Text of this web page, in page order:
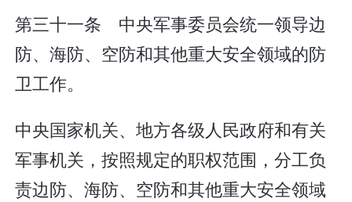
第三十一条 中央军事委员会统一领导边
防、海防、空防和其他重大安全领域的防
卫工作。
中央国家机关、地方各级人民政府和有关
军事机关，按照规定的职权范围，分工负
责边防、海防、空防和其他重大安全领域